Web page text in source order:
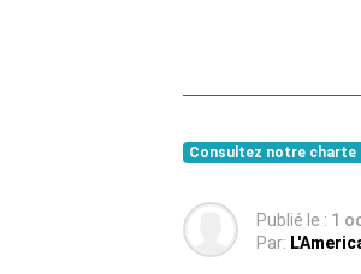
Consultez notre charte
Publié le : 1
Par: